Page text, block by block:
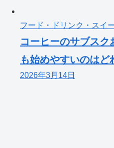
フード・ドリンク・スイ
コーヒーのサブス
も始めやすいのはど
2026年3月14日